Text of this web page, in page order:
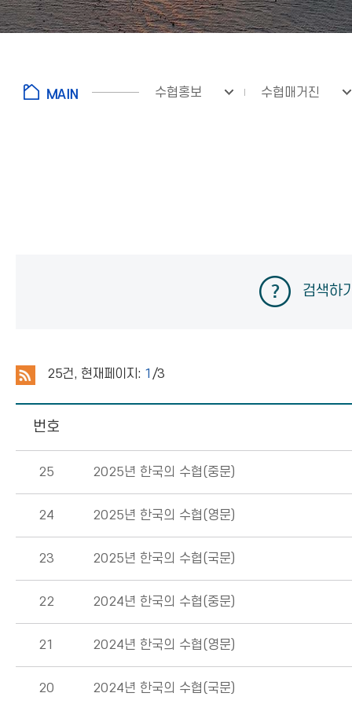
수협홍보 수협매거진
검색하
25건, 현재페이지: 1 /3
번호
25 2025년 한국의 수협(중문)
24 2025년 한국의 수협(영문)
23 2025년 한국의 수협(국문)
22 2024년 한국의 수협(중문)
21 2024년 한국의 수협(영문)
20 2024년 한국의 수협(국문)